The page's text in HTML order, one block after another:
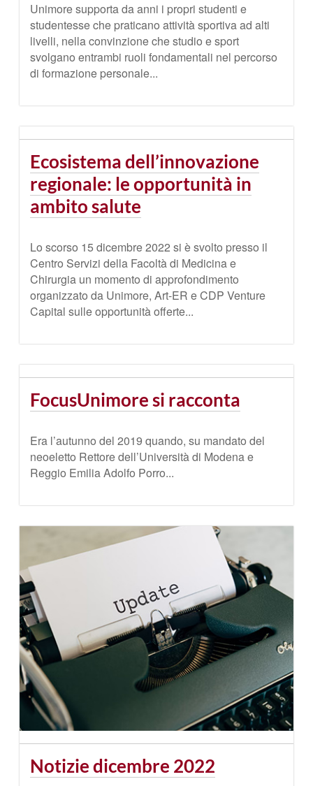
Unimore supporta da anni i propri studenti e
studentesse che praticano attività sportiva ad alti
livelli, nella convinzione che studio e sport
svolgano entrambi ruoli fondamentali nel percorso
di formazione personale...
Ecosistema dell’innovazione
regionale: le opportunità in
ambito salute
Lo scorso 15 dicembre 2022 si è svolto presso il
Centro Servizi della Facoltà di Medicina e
Chirurgia un momento di approfondimento
organizzato da Unimore, Art-ER e CDP Venture
Capital sulle opportunità offerte...
FocusUnimore si racconta
Era l’autunno del 2019 quando, su mandato del
neoeletto Rettore dell’Università di Modena e
Reggio Emilia Adolfo Porro...
Notizie dicembre 2022